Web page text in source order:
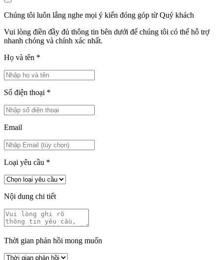
Chúng tôi luôn lắng nghe mọi ý kiến đóng góp từ Quý khách
Vui lòng điền đầy đủ thông tin bên dưới để chúng tôi có thể hỗ trợ
nhanh chóng và chính xác nhất.
Họ và tên *
Số điện thoại *
Email
Loại yêu cầu *
Nội dung chi tiết
Thời gian phản hồi mong muốn